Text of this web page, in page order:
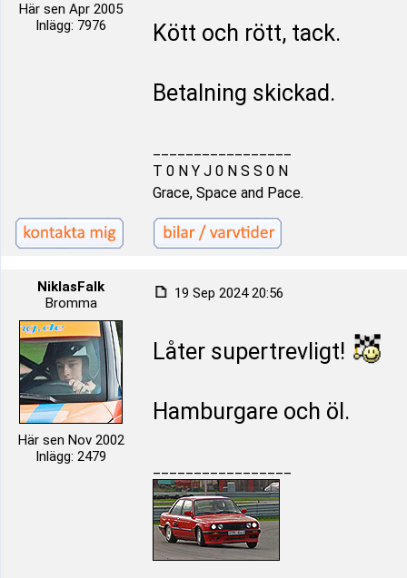
Här sen Apr 2005
Inlägg: 7976
Kött och rött, tack.
Betalning skickad.
T 0 N Y J 0 N S S 0 N
Grace, Space and Pace.
NiklasFalk
Bromma
Här sen Nov 2002
Inlägg: 2479
19 Sep 2024 20:56
Låter supertrevligt!
Hamburgare och öl.